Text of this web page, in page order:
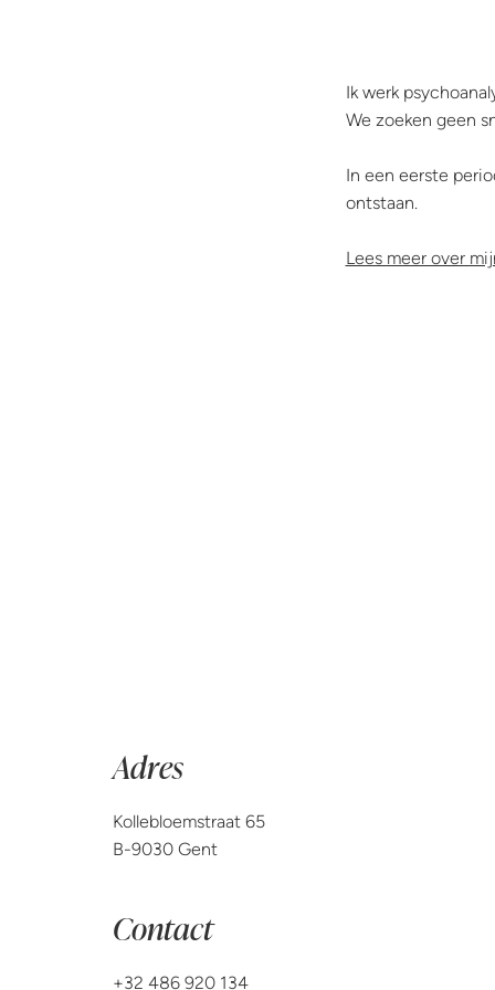
Ik werk
We zoeken geen
In een eerste
ontstaan.
Lees meer over
Adres
Kollebloemstraat 65
B-9030 Gent
Contact
+32 486 920 134